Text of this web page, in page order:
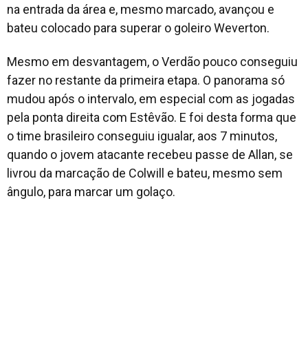
na entrada da área e, mesmo marcado, avançou e
bateu colocado para superar o goleiro Weverton.
Mesmo em desvantagem, o Verdão pouco conseguiu
fazer no restante da primeira etapa. O panorama só
mudou após o intervalo, em especial com as jogadas
pela ponta direita com Estêvão. E foi desta forma que
o time brasileiro conseguiu igualar, aos 7 minutos,
quando o jovem atacante recebeu passe de Allan, se
livrou da marcação de Colwill e bateu, mesmo sem
ângulo, para marcar um golaço.